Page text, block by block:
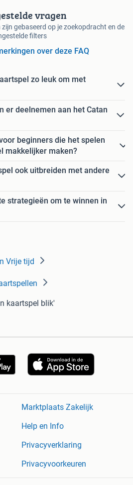
vragen
gebaseerd op je zoekopdracht en de
filters
over deze FAQ
zo leuk om met
er deelnemen aan het Catan
beginners die het spelen
makkelijker maken?
ook uitbreiden met andere
strategieën om te winnen in
Vrije tijd
kaartspel blik'
Marktplaats Zakelijk
Help en Info
Privacyverklaring
Privacyvoorkeuren